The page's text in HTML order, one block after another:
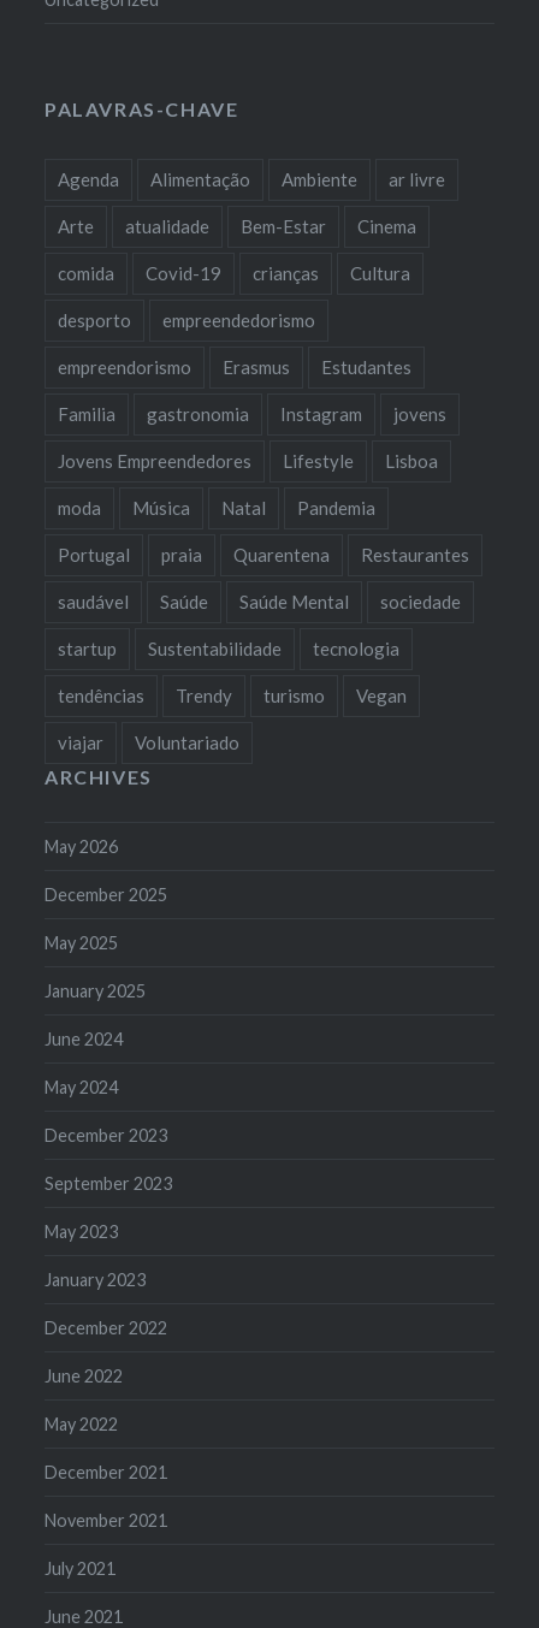
PALAVRAS-CHAVE
Agenda Alimentação Ambiente ar livre
Arte atualidade Bem-Estar Cinema
comida Covid-19 crianças Cultura
desporto empreendedorismo
empreendorismo Erasmus Estudantes
Familia gastronomia Instagram jovens
Jovens Empreendedores Lifestyle Lisboa
moda Música Natal Pandemia
Portugal praia Quarentena Restaurantes
saudável Saúde Saúde Mental sociedade
startup Sustentabilidade tecnologia
tendências Trendy turismo Vegan
viajar Voluntariado
ARCHIVES
May 2026
December 2025
May 2025
January 2025
June 2024
May 2024
December 2023
September 2023
May 2023
January 2023
December 2022
June 2022
May 2022
December 2021
November 2021
July 2021
June 2021